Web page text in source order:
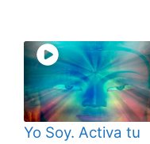
Yo Soy. Activa tu